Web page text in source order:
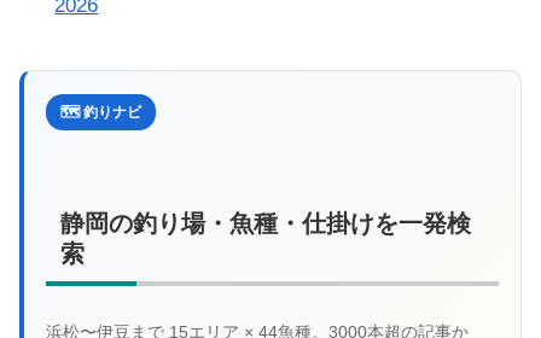
2026
🗺️ 釣りナビ
静岡の釣り場・魚種・仕掛けを一発検
索